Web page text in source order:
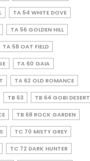
TA 54 WHITE DOVE
TA 56 GOLDEN HILL
TA 58 OAT FIELD
TA 60 GAIA
TA 62 OLD ROMANCE
TB 63 TB 64 GOBI DESERT
TB 68 ROCK GARDEN
TC 70 MISTY GREY
TC 72 DARK HUNTER